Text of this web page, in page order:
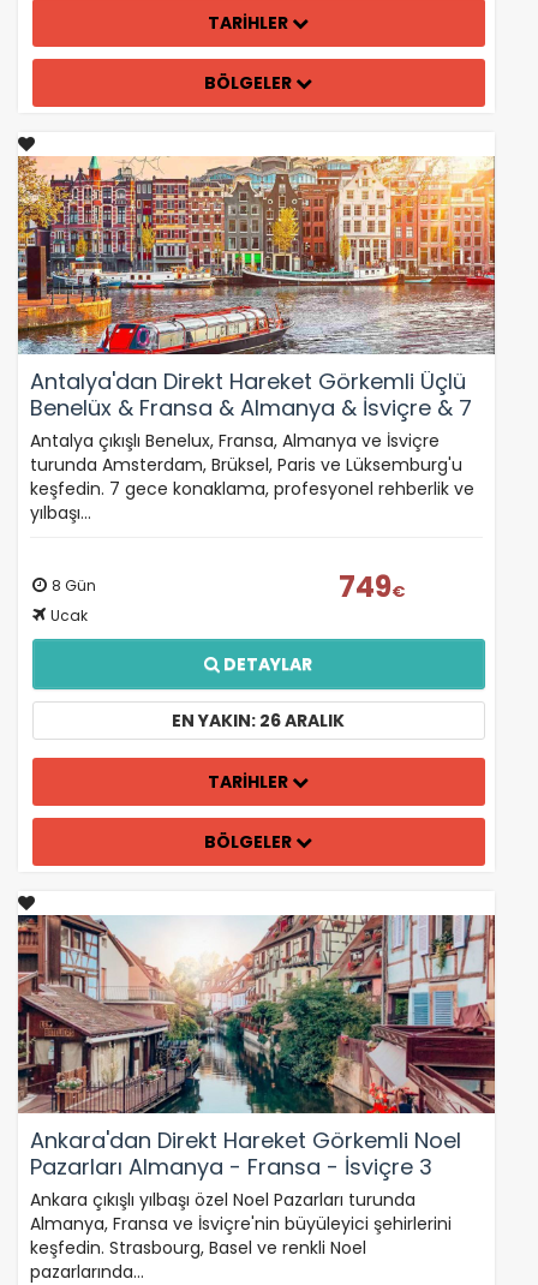
TARİHLER
BÖLGELER
Antalya'dan Direkt Hareket Görkemli Üçlü
Benelüx & Fransa & Almanya & İsviçre & 7
Gece - SunExpres ile 26 Aralık Hareket
(Yılbaşı Özel)
Antalya çıkışlı Benelux, Fransa, Almanya ve İsviçre
turunda Amsterdam, Brüksel, Paris ve Lüksemburg'u
keşfedin. 7 gece konaklama, profesyonel rehberlik ve
yılbaşı…
8 Gün
Ucak
749€
DETAYLAR
EN YAKIN: 26 ARALIK
TARİHLER
BÖLGELER
Ankara'dan Direkt Hareket Görkemli Noel
Pazarları Almanya - Fransa - İsviçre 3
Gece - SunExpress ile 29 Aralık Hareket
(Yılbaşı Özel)
Ankara çıkışlı yılbaşı özel Noel Pazarları turunda
Almanya, Fransa ve İsviçre'nin büyüleyici şehirlerini
keşfedin. Strasbourg, Basel ve renkli Noel
pazarlarında…